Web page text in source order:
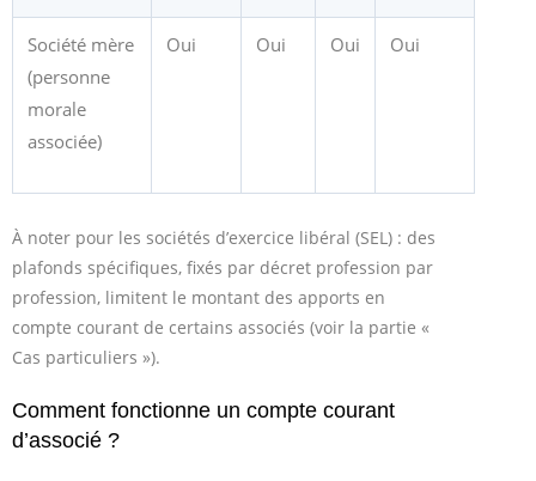
Société mère
(personne
morale
associée)
Oui Oui Oui Oui
À noter pour les sociétés d’exercice libéral (SEL) : des
plafonds spécifiques, fixés par décret profession par
profession, limitent le montant des apports en
compte courant de certains associés (voir la partie «
Cas particuliers »).
Comment fonctionne un compte courant
d’associé ?